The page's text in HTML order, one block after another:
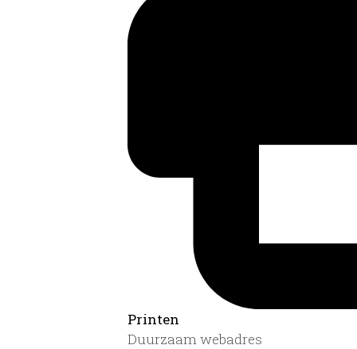
Printen
Duurzaam webadres